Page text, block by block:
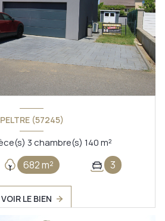
PELTRE (57245)
Maison 5 pièce(s) 3 chambre(s) 140 m²
682 m² 3
VOIR LE BIEN